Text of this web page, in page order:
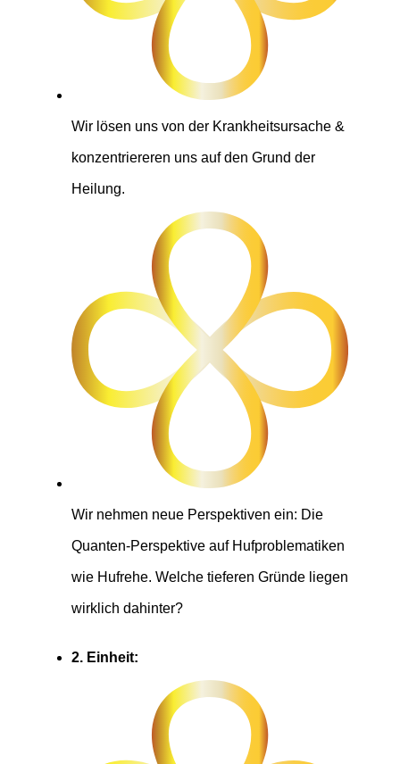
Wir lösen uns von der Krankheitsursache &
konzentriereren uns auf den Grund der
Heilung.
Wir nehmen neue Perspektiven ein: Die
Quanten-Perspektive auf Hufproblematiken
wie Hufrehe. Welche tieferen Gründe liegen
wirklich dahinter?
2. Einheit: